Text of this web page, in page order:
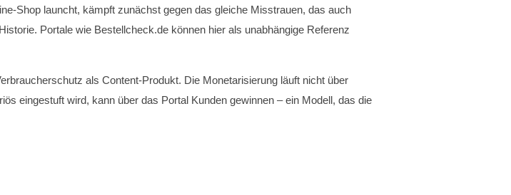
Shop launcht, kämpft zunächst gegen das gleiche Misstrauen, das auch
Portale wie Bestellcheck.de können hier als unabhängige Referenz
als Content-Produkt. Die Monetarisierung läuft nicht über
eingestuft wird, kann über das Portal Kunden gewinnen – ein Modell, das die